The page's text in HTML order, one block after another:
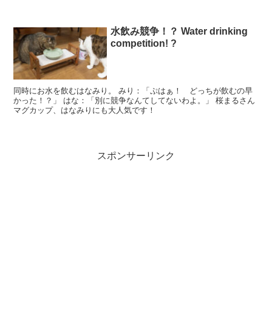
水飲み競争！？ Water drinking
competition! ?
同時にお水を飲むはなみり。 みり：「ぷはぁ！ どっちが飲むの早
かった！？」 はな：「別に競争なんてしてないわよ。」 桜まるさん
マグカップ、はなみりにも大人気です！
スポンサーリンク